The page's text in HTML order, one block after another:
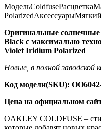
составляла
18
13
300 .
МодельColdfuseРасцветка
PolarizedАксессуары
Оригинальные
Black с максимально
Violet Iridium Polarized
Новые, в полной заводской
Код модели(SKU):
Цена на официальном
OAKLEY COLDFUSE –